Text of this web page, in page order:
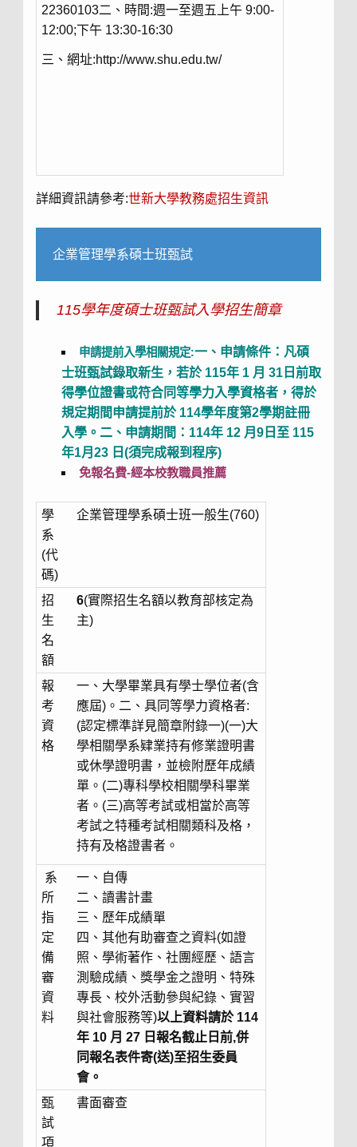
22360103二、時間:週一至週五上午 9:00-
12:00;下午 13:30-16:30
三、網址:http://www.shu.edu.tw/
詳細資訊請參考:世新大學教務處招生資訊
企業管理學系碩士班甄試
115學年度碩士班甄試入學招生簡章
申請提前入學相關規定:一、申請條件：凡碩
士班甄試錄取新生，若於 115年 1 月 31日前取
得學位證書或符合同等學力入學資格者，得於
規定期間申請提前於 114學年度第2學期註冊
入學。二、申請期間：114年 12 月9日至 115
年1月23 日(須完成報到程序)
免報名費-經本校教職員推薦
學
系
(代
碼)
企業管理學系碩士班一般生(760)
招
生
名
額
6(實際招生名額以教育部核定為
主)
報
考
資
格
一、大學畢業具有學士學位者(含
應屆)。二、具同等學力資格者:
(認定標準詳見簡章附錄一)(一)大
學相關學系肄業持有修業證明書
或休學證明書，並檢附歷年成績
單。(二)專科學校相關學科畢業
者。(三)高等考試或相當於高等
考試之特種考試相關類科及格，
持有及格證書者。
系
所
指
定
備
審
資
料
一、自傳
二、讀書計畫
三、歷年成績單
四、其他有助審查之資料(如證
照、學術著作、社團經歷、語言
測驗成績、獎學金之證明、特殊
專長、校外活動參與紀錄、實習
與社會服務等)以上資料請於 114
年 10 月 27 日報名截止日前,併
同報名表件寄(送)至招生委員
會。
甄
試
項
書面審查